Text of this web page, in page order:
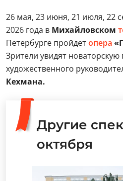
26 мая, 23 июня, 21 июля, 22
2026 года в Михайловском
Петербурге пройдетопера
Зрители увидят новаторскую
художественного
Кехмана.
Другие
октября